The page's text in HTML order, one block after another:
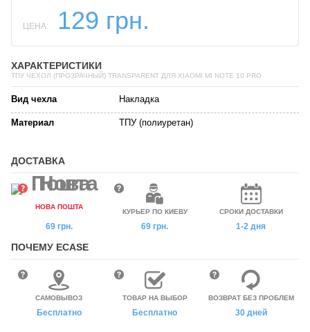
ЦЕНА: 129 грн.
ХАРАКТЕРИСТИКИ
ТПУ ЧЕХОЛ (ПРОЗРАЧНЫЙ) TRANSPARENT ДЛЯ XIAOMI MI NOTE 10 PRO
Вид чехла Накладка
Материал ТПУ (полиуретан)
ДОСТАВКА
НОВА ПОШТА
69 грн.
КУРЬЕР ПО КИЕВУ
69 грн.
СРОКИ ДОСТАВКИ
1-2 дня
ПОЧЕМУ ECASE
САМОВЫВОЗ
Бесплатно
ТОВАР НА ВЫБОР
Бесплатно
ВОЗВРАТ БЕЗ ПРОБЛЕМ
30 дней